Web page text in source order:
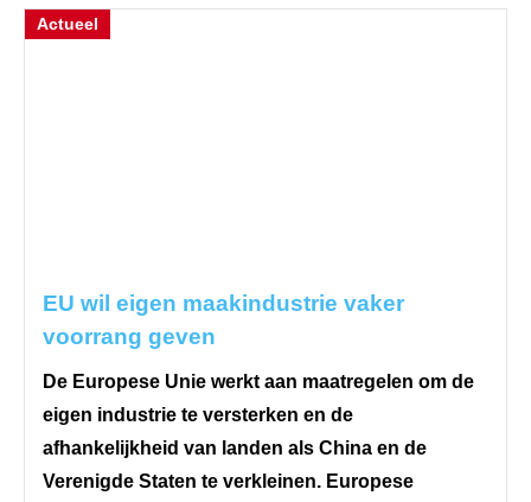
Actueel
EU wil eigen maakindustrie vaker
voorrang geven
De Europese Unie werkt aan maatregelen om de
eigen industrie te versterken en de
afhankelijkheid van landen als China en de
Verenigde Staten te verkleinen. Europese